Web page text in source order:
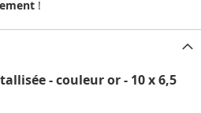
!
- couleur or - 10 x 6,5